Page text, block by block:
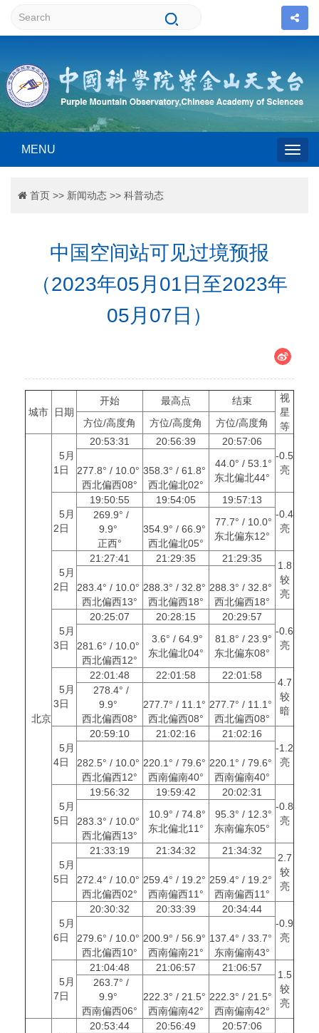
MENU
首页 >> 新闻动态 >> 科普动态
中国空间站可见过境预报
（2023年05月01日至2023年
05月07日）
城市 日期
开始 最高点 结束
视
星
等
方位/高度角 方位/高度角 方位/高度角
北京
5月
1日
20:53:31 20:56:39
20:57:06
-0.5
亮
277.8° / 10.0°
西北偏西08°
358.3° / 61.8°
西北偏北02°
44.0° / 53.1°
东北偏北44°
5月
2日
19:50:55 19:54:05
19:57:13
-0.4
亮
269.9° /
9.9°
正西°
354.9° / 66.9°
西北偏北05°
77.7° / 10.0°
东北偏东12°
5月
2日
21:27:41 21:29:35 21:29:35
1.8
较
亮
283.4° / 10.0°
西北偏西13°
288.3° / 32.8°
西北偏西18°
288.3° / 32.8°
西北偏西18°
5月
3日
20:25:07 20:28:15
20:29:57
-0.6
亮
281.6° / 10.0°
西北偏西12°
3.6° / 64.9°
东北偏北04°
81.8° / 23.9°
东北偏东08°
5月
3日
22:01:48 22:01:58 22:01:58
4.7
较
暗
278.4° /
9.9°
西北偏西08°
277.7° / 11.1°
西北偏西08°
277.7° / 11.1°
西北偏西08°
5月
4日
20:59:10 21:02:16
21:02:16
-1.2
亮
282.5° / 10.0°
西北偏西12°
220.1° / 79.6°
西南偏南40°
220.1° / 79.6°
西南偏南40°
5月
5日
19:56:32 19:59:42
20:02:31
-0.8
亮
283.3° / 10.0°
西北偏西13°
10.9° / 74.8°
东北偏北11°
95.3° / 12.3°
东南偏东05°
5月
5日
21:33:19 21:34:32 21:34:32
2.7
较
亮
272.4° / 10.0°
西北偏西02°
259.4° / 19.2°
西南偏西11°
259.4° / 19.2°
西南偏西11°
5月
6日
20:30:32 20:33:39
20:34:44
-0.9
亮
279.6° / 10.0°
西北偏西10°
200.9° / 56.9°
西南偏南21°
137.4° / 33.7°
东南偏南43°
5月
7日
21:04:48 21:06:57 21:06:57
1.5
较
亮
263.7° /
9.9°
西南偏西06°
222.3° / 21.5°
西南偏南42°
222.3° / 21.5°
西南偏南42°
20:53:44 20:56:49
20:57:06